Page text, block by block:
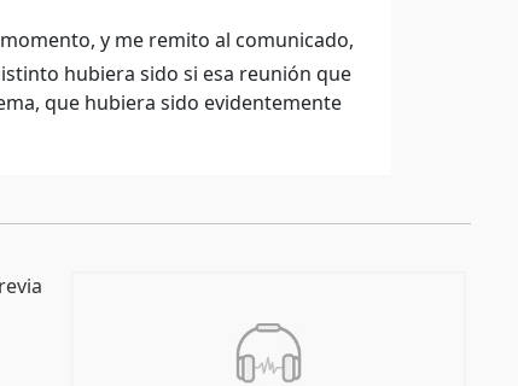
y me remito al comunicado,
hubiera sido si esa reunión que
que hubiera sido evidentemente